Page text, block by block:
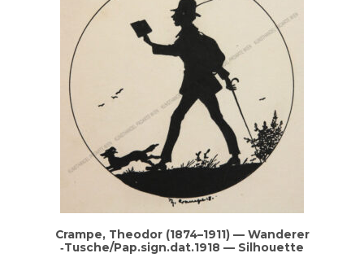
Cram­pe, Theo­dor (1874–1911) — Wan­de­rer
‑Tusche/Pap.sign.dat.1918 — Silhouette